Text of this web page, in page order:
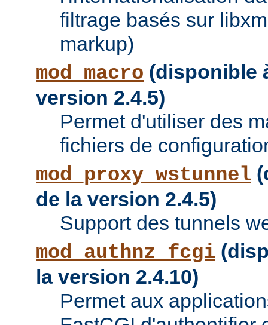
filtrage basés sur
markup)
mod_macro (disponible
version 2.4.5)
Permet d'utiliser des
fichiers de
mod_proxy_wstunnel
de la version 2.4.5)
Support des tunnels
mod_authnz_fcgi
la version 2.4.10)
Permet aux